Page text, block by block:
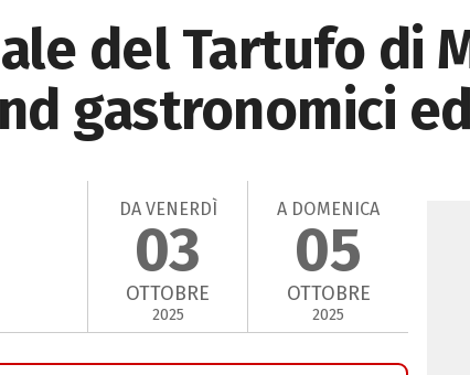
del Tartufo di
gastronomici
DA VENERDÌ
03
OTTOBRE
2025
A DOMENICA
05
OTTOBRE
2025